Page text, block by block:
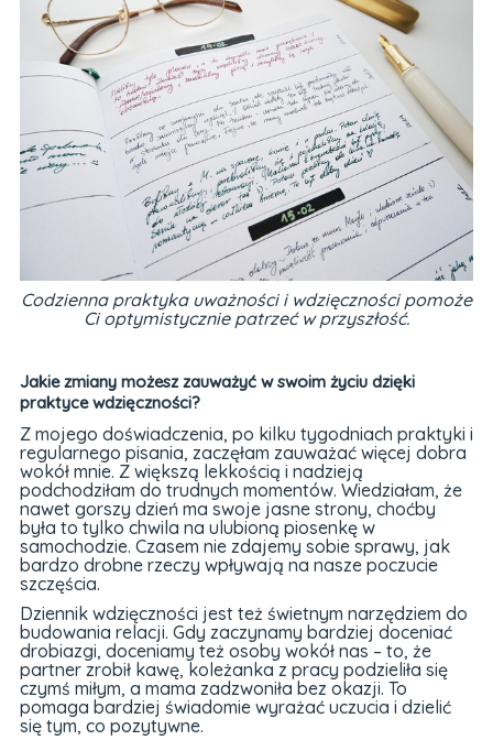
Codzienna praktyka uważności i wdzięczności pomoże
Ci optymistycznie patrzeć w przyszłość.
Jakie zmiany możesz zauważyć w swoim życiu dzięki
praktyce wdzięczności?
Z mojego doświadczenia, po kilku tygodniach praktyki i
regularnego pisania, zaczęłam zauważać więcej dobra
wokół mnie. Z większą lekkością i nadzieją
podchodziłam do trudnych momentów. Wiedziałam, że
nawet gorszy dzień ma swoje jasne strony, choćby
była to tylko chwila na ulubioną piosenkę w
samochodzie. Czasem nie zdajemy sobie sprawy, jak
bardzo drobne rzeczy wpływają na nasze poczucie
szczęścia.
Dziennik wdzięczności jest też świetnym narzędziem do
budowania relacji. Gdy zaczynamy bardziej doceniać
drobiazgi, doceniamy też osoby wokół nas – to, że
partner zrobił kawę, koleżanka z pracy podzieliła się
czymś miłym, a mama zadzwoniła bez okazji. To
pomaga bardziej świadomie wyrażać uczucia i dzielić
się tym, co pozytywne.